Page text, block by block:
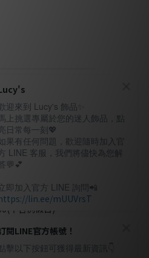
不含例假日)
28858320
110號10樓
迎來到 Lucy's 飾品✨
上挑選專屬於您的迷人飾品，點
日常每一刻💖
果有任何問題，歡迎隨時加入官
LINE 客服，我們將儘快為您解
💬💕
即加入官方 LINE 詢問📲
lin.ee/mUUVrsT
閱LINE官方帳號！
擊以下按鈕可獲得最新資訊👇